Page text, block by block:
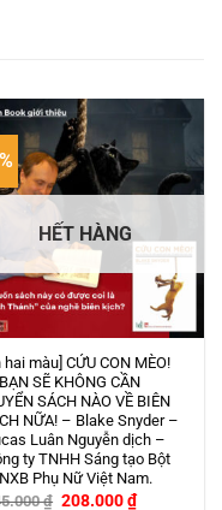
HẾT HÀNG
hai màu] CỨU CON MÈO!
SẼ KHÔNG CẦN
SÁCH NÀO VỀ BIÊN
NỮA! – Blake Snyder –
Luân Nguyễn dịch –
ty TNHH Sáng tạo Bột
Phụ Nữ Việt Nam.
₫ Giá
208.000₫Giá